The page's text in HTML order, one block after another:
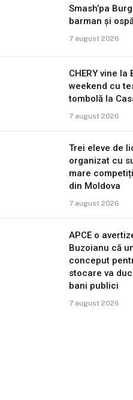
Smash’pa
barman și
7 august 2026
CHERY vine la
weekend cu
tombolă la
7 august 2026
Trei eleve de
organizat cu
mare
din Moldova
7 august 2026
APCE o
Buzoianu că
conceput
stocare va
bani publici
7 august 2026